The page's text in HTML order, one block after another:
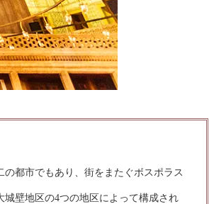
都市でもあり、街をまたぐボスポラス
壁地区の4つの地区によって構成され